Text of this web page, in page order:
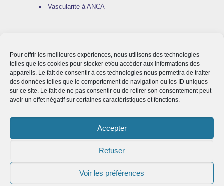
Pour offrir les meilleures expériences, nous utilisons des technologies
telles que les cookies pour stocker et/ou accéder aux informations des
appareils. Le fait de consentir à ces technologies nous permettra de traiter
des données telles que le comportement de navigation ou les ID uniques
sur ce site. Le fait de ne pas consentir ou de retirer son consentement peut
avoir un effet négatif sur certaines caractéristiques et fonctions.
Accepter
Refuser
Voir les préférences
Vascularite à ANCA
LA RECHERCHE
Protocoles thérapeutiques en cours
Laboratoire de recherche
© 2025 Service Communication CHU LILLE |